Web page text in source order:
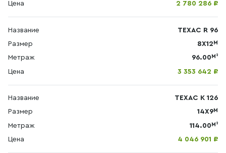
Цена 2 780 286 ₽
Название
ТЕХАС R 96
Размер
8Х12М
Метраж 96.00М²
Цена 3 353 642 ₽
Название
ТЕХАС К 126
Размер
14X9М
Метраж 114.00М²
Цена 4 046 901 ₽